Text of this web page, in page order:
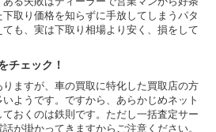
取り価格を知らずに手放してしまうパタ
も、実は下取り相場より安く、損をして
チェック！
ますが、車の買取に特化した買取店の方
ようです。ですから、あらかじめネット
おくのは鉄則です。ただし一括査定サー
が掛かってきますからご注意ください。